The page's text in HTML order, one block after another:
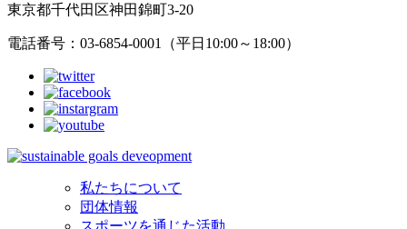
東京都千代田区神田錦町3-20
電話番号：03-6854-0001（平日10:00～18:00）
私たちについて
団体情報